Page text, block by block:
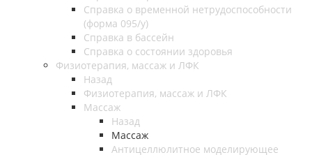
Справка о временной нетрудоспособности
(форма 095/у)
Справка в бассейн
Справка о состоянии здоровья
Физиотерапия, массаж и ЛФК
Назад
Физиотерапия, массаж и ЛФК
Массаж
Назад
Массаж
Антицеллюлитное моделирующее